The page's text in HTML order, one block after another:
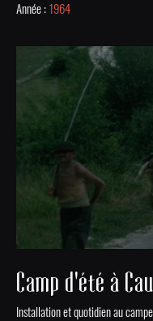
Année : 1964
Camp d'été à